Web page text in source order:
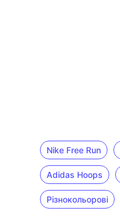
Nike Free Run
Adidas Hoops
Різнокольорові